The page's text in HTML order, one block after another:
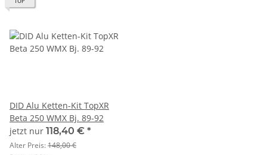
DID Alu Ketten-Kit TopXR
Beta 250 WMX Bj. 89-92
jetzt nur 118,40 € *
Alter Preis:148,00 €